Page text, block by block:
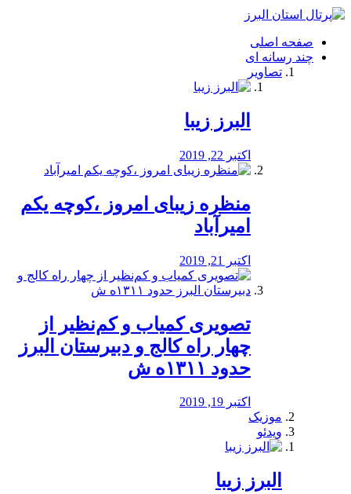
فصد
شرق
تهران
خشکشویی
صفحه اصلی
چند رسانه ای
تصاویر
البرز زیبا
اکتبر 22, 2019
منظره‌‌ زیبای امروز ،کوچه یکم
امیرآباد
اکتبر 21, 2019
️تصویری کمیاب و کم‌نظیر از
چهار راه كالج و دبيرستان البرز
حدود ۱۳۱۱ه ش
اکتبر 19, 2019
موزیک
ویدئو
البرز زیبا